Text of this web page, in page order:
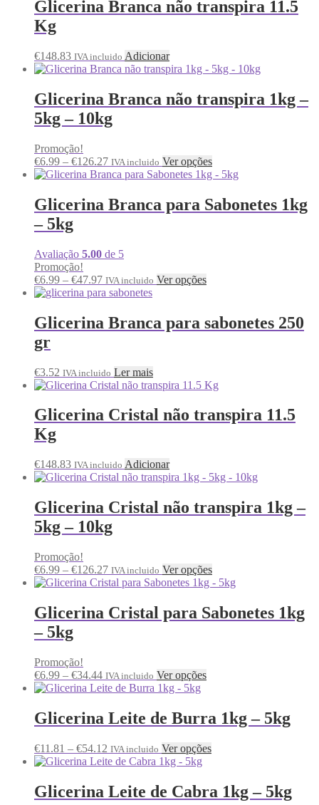
Glicerina Branca não transpira 11.5
Kg
€148.83 IVA incluido Adicionar
Glicerina Branca não transpira 1kg –
5kg – 10kg
Promoção!
€6.99 – €126.27 IVA incluido Ver opções
Glicerina Branca para Sabonetes 1kg
– 5kg
Avaliação 5.00 de 5
Promoção!
€6.99 – €47.97 IVA incluido Ver opções
Glicerina Branca para sabonetes 250
gr
€3.52 IVA incluido Ler mais
Glicerina Cristal não transpira 11.5
Kg
€148.83 IVA incluido Adicionar
Glicerina Cristal não transpira 1kg –
5kg – 10kg
Promoção!
€6.99 – €126.27 IVA incluido Ver opções
Glicerina Cristal para Sabonetes 1kg
– 5kg
Promoção!
€6.99 – €34.44 IVA incluido Ver opções
Glicerina Leite de Burra 1kg – 5kg
€11.81 – €54.12 IVA incluido Ver opções
Glicerina Leite de Cabra 1kg – 5kg